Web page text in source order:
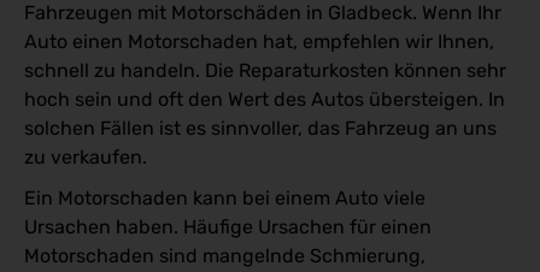
Fahrzeugen mit Motorschäden in Gladbeck. Wenn Ihr
Auto einen Motorschaden hat, empfehlen wir Ihnen,
schnell zu handeln. Die Reparaturkosten können sehr
hoch sein und oft den Wert des Autos übersteigen. In
solchen Fällen ist es sinnvoller, das Fahrzeug an uns
zu verkaufen.
Ein Motorschaden kann bei einem Auto viele
Ursachen haben. Häufige Ursachen für einen
Motorschaden sind mangelnde Schmierung,